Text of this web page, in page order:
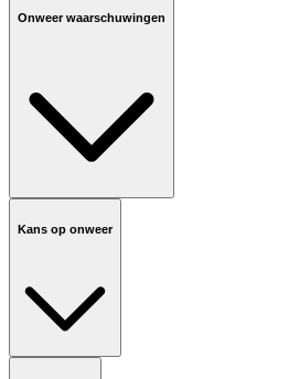
Onweer waarschuwingen
Kans op onweer